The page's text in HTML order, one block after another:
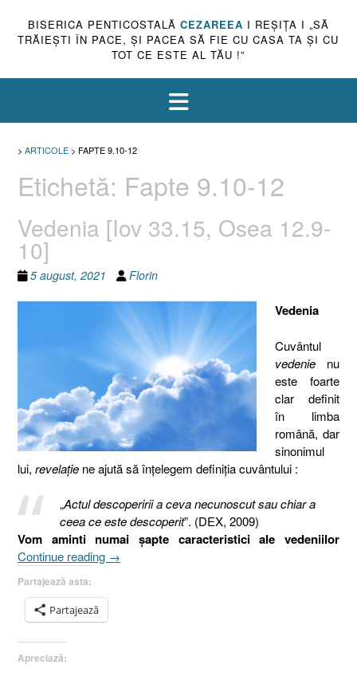
BISERICA PENTICOSTALĂ CEZAREEA I REŞIŢA I „SĂ
TRĂIEŞTI ÎN PACE, ŞI PACEA SĂ FIE CU CASA TA ŞI CU
TOT CE ESTE AL TĂU !”
> ARTICOLE > FAPTE 9.10-12
Etichetă: Fapte 9.10-12
Vedenia [Iov 33.15, Osea 12.9-
10]
5 august, 2021 Florin
Vedenia
Cuvântul
vedenienu
este foarte
clar definit
în limba
română, dar
sinonimul
lui, revelaţie ne ajută să înţelegem definiţia cuvântului :
„Actul descoperirii a ceva necunoscut sau chiar a
ceea ce este descoperit”. (DEX, 2009)
Vom aminti numai şapte caracteristici ale vedeniilor
Continue reading „Vedenia
12.9-
→
Partajează asta:
Partajează
Apreciază: